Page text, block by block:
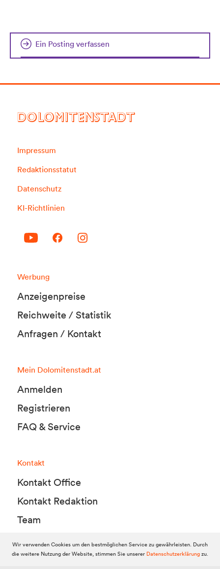
Ein Posting verfassen
DOLOMITENSTADT
Impressum
Redaktionsstatut
Datenschutz
KI-Richtlinien
Werbung
Anzeigenpreise
Reichweite / Statistik
Anfragen / Kontakt
Mein Dolomitenstadt.at
Anmelden
Registrieren
FAQ & Service
Kontakt
Kontakt Office
Kontakt Redaktion
Team
© 2010-2026 Dolomitenstadt.at
Wir verwenden Cookies um den bestmöglichen Service zu gewährleisten. Durch
die weitere Nutzung der Website, stimmen Sie unserer Datenschutzerklärungzu.